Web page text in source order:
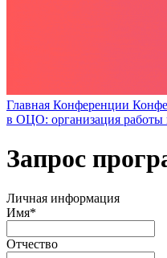
Главная Конференции
в ОЦО: организация работы
Запрос
Личная информация
Имя*
Отчество